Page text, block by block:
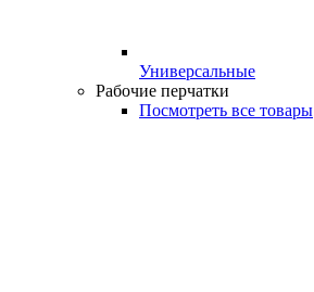
Универсальные
Рабочие перчатки
Посмотреть все товары